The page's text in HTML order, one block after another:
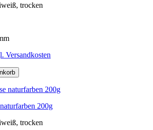
trocken
Versandkosten
200g
trocken